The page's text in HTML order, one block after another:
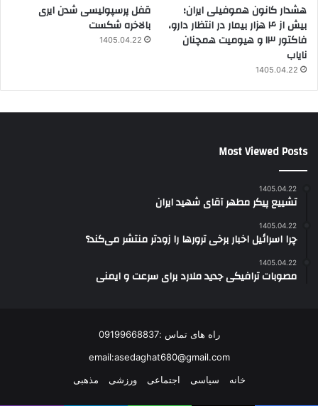
هشدار کانون هموفیلی ایران؛
بیش از ۴ هزار بیمار در انتظار دارو،
فاکتور ۱۳ و هیومیت همچنان
نایاب
1405.04.22
قفل پرسپولیسی شدن ایری
بالاخره شکست
1405.04.22
Most Viewed Posts
1405.04.22
تشییع پیکر مطهر آقای شهید ایران
1405.04.22
چرا اسرائیل اخبار برخی ترورها را زودتر منتشر می‌کند؟
1405.04.22
مصوبات ترافیکی جدید ملارد برای سرعت و ایمنی
راه های تماس :09199668837
email:asedaghat680@gmail.com
خانه
سیاسی اجتماعی ورزشی مذهبی